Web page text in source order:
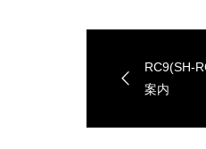
RC9(SH-
案内